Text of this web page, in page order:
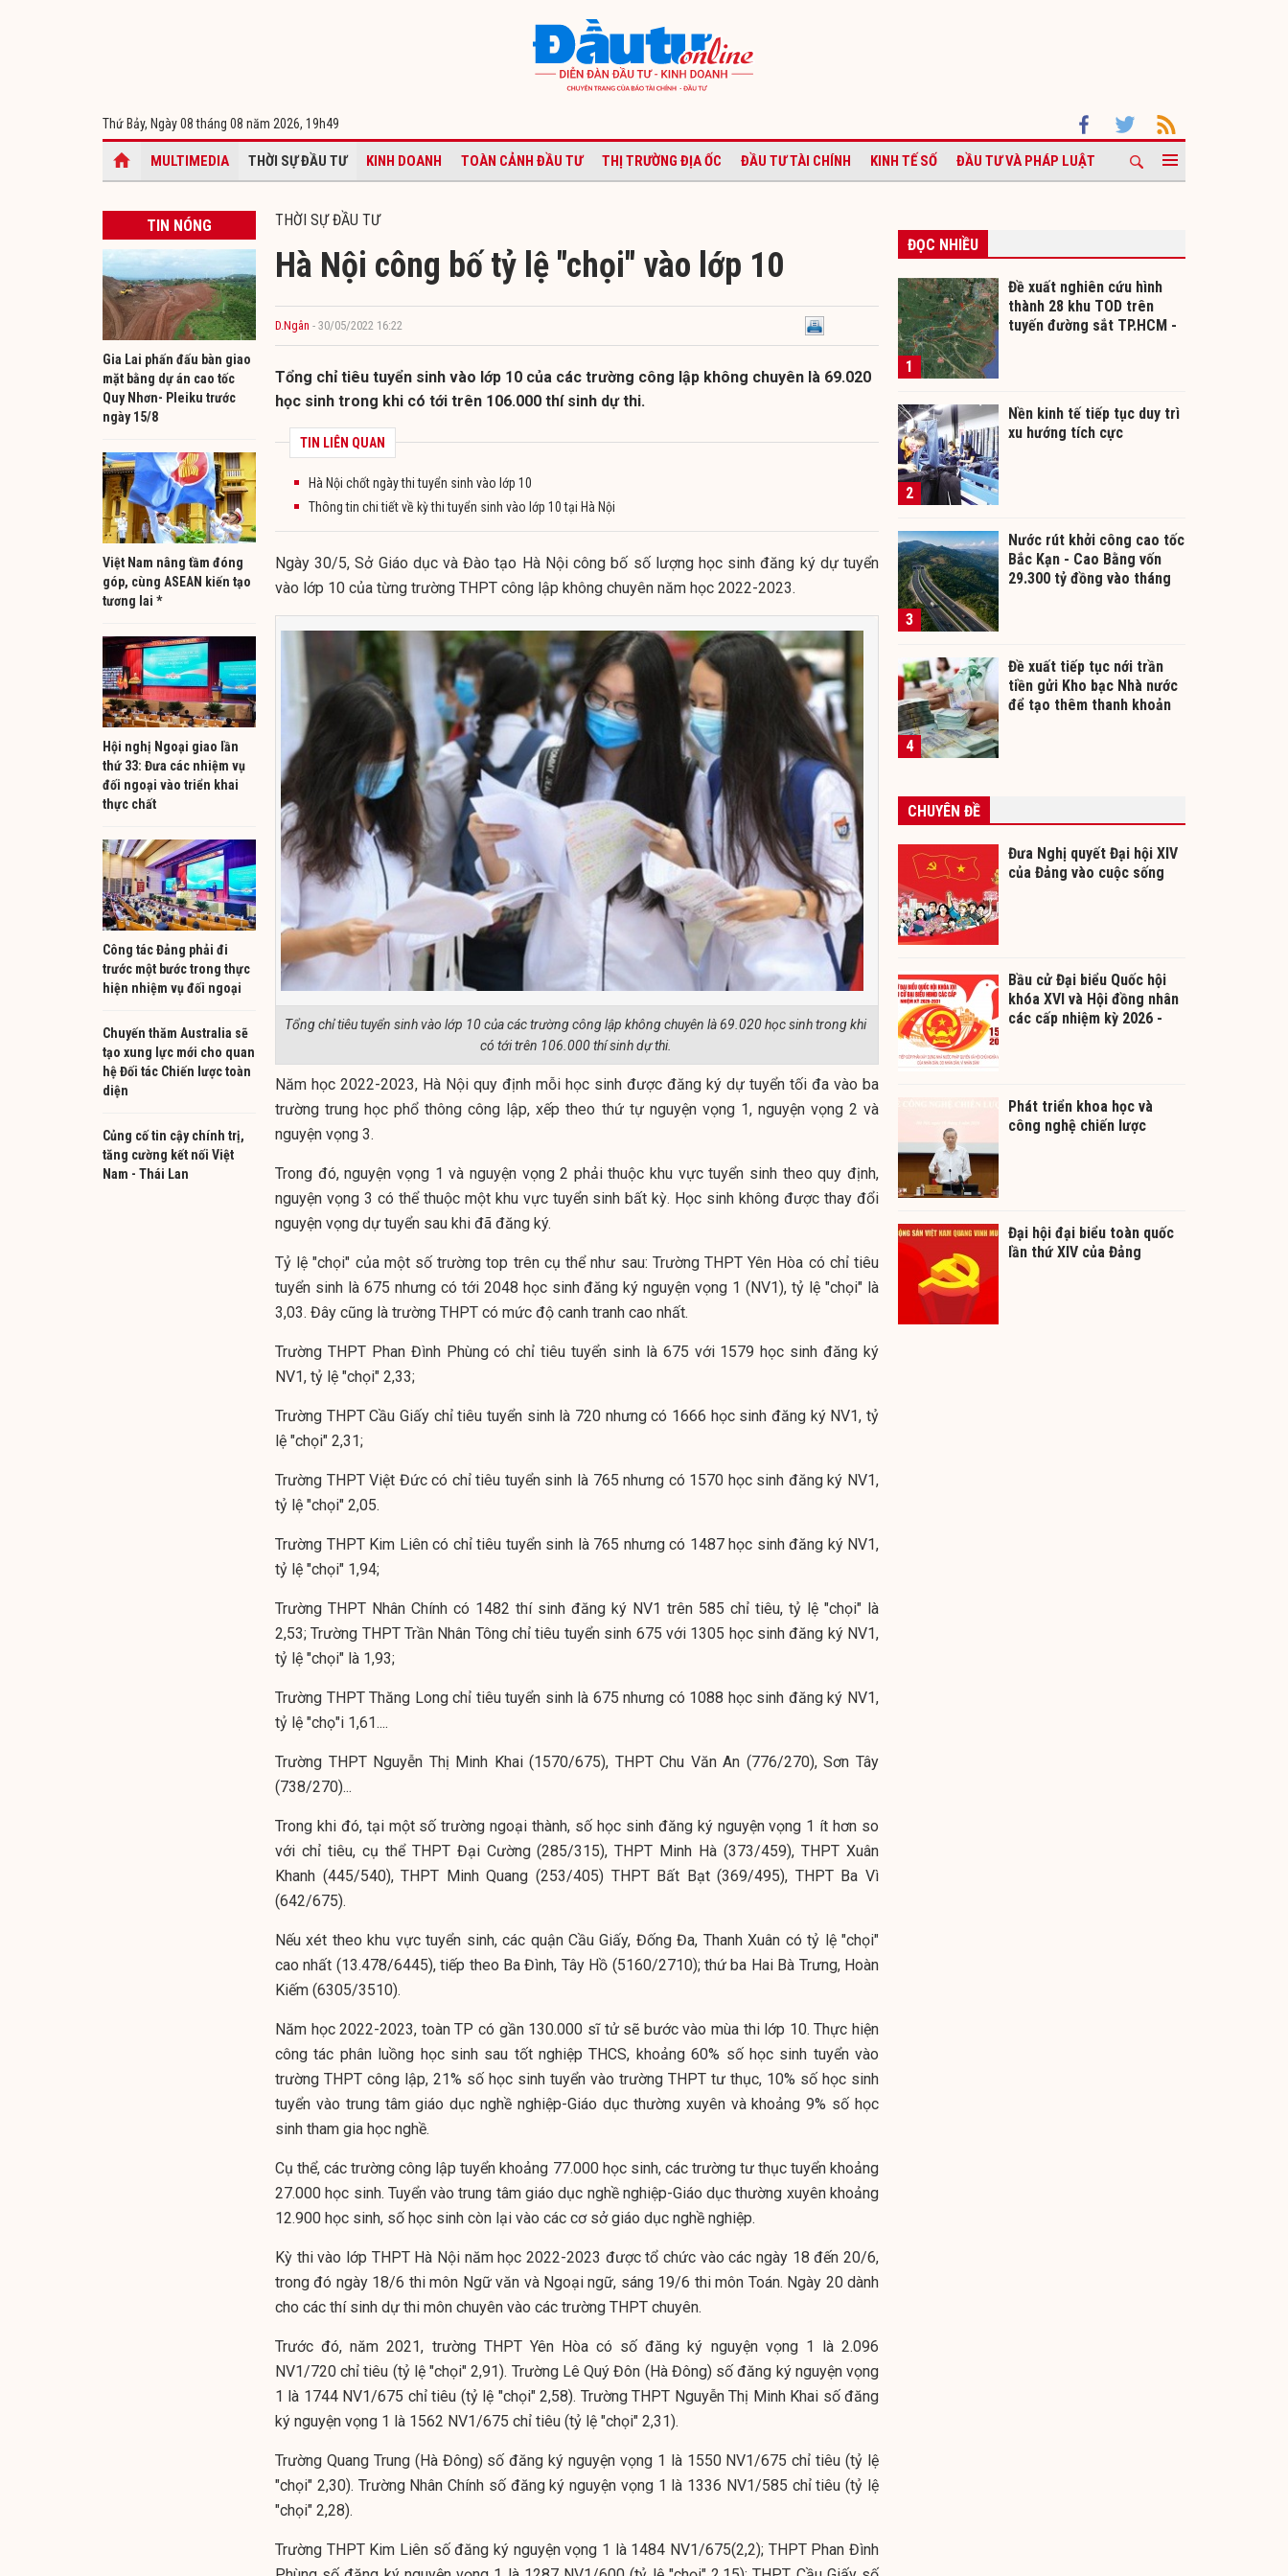
Thứ Bảy, Ngày 08 tháng 08 năm 2026, 19h49
MULTIMEDIA THỜI SỰ ĐẦU TƯ KINH DOANH TOÀN CẢNH ĐẦU TƯ THỊ TRƯỜNG ĐỊA ỐC ĐẦU TƯ TÀI CHÍNH KINH TẾ SỐ ĐẦU TƯ VÀ PHÁP LUẬT
TIN NÓNG
Gia Lai phấn đấu bàn giao
mặt bằng dự án cao tốc
Quy Nhơn- Pleiku trước
ngày 15/8
Việt Nam nâng tầm đóng
góp, cùng ASEAN kiến tạo
tương lai *
Hội nghị Ngoại giao lần
thứ 33: Đưa các nhiệm vụ
đối ngoại vào triển khai
thực chất
Công tác Đảng phải đi
trước một bước trong thực
hiện nhiệm vụ đối ngoại
Chuyến thăm Australia sẽ
tạo xung lực mới cho quan
hệ Đối tác Chiến lược toàn
diện
Củng cố tin cậy chính trị,
tăng cường kết nối Việt
Nam - Thái Lan
THỜI SỰ ĐẦU TƯ
Hà Nội công bố tỷ lệ "chọi" vào lớp 10
D.Ngân - 30/05/2022 16:22
Tổng chỉ tiêu tuyển sinh vào lớp 10 của các trường công lập không chuyên là 69.020
học sinh trong khi có tới trên 106.000 thí sinh dự thi.
TIN LIÊN QUAN
Hà Nội chốt ngày thi tuyển sinh vào lớp 10
Thông tin chi tiết về kỳ thi tuyển sinh vào lớp 10 tại Hà Nội
Ngày 30/5, Sở Giáo dục và Đào tạo Hà Nội công bố số lượng học sinh đăng ký dự tuyển
vào lớp 10 của từng trường THPT công lập không chuyên năm học 2022-2023.
Tổng chỉ tiêu tuyển sinh vào lớp 10 của các trường công lập không chuyên là 69.020 học sinh trong khi
có tới trên 106.000 thí sinh dự thi.
Năm học 2022-2023, Hà Nội quy định mỗi học sinh được đăng ký dự tuyển tối đa vào ba
trường trung học phổ thông công lập, xếp theo thứ tự nguyện vọng 1, nguyện vọng 2 và
nguyện vọng 3.
Trong đó, nguyện vọng 1 và nguyện vọng 2 phải thuộc khu vực tuyển sinh theo quy định,
nguyện vọng 3 có thể thuộc một khu vực tuyển sinh bất kỳ. Học sinh không được thay đổi
nguyện vọng dự tuyển sau khi đã đăng ký.
Tỷ lệ "chọi" của một số trường top trên cụ thể như sau: Trường THPT Yên Hòa có chỉ tiêu
tuyển sinh là 675 nhưng có tới 2048 học sinh đăng ký nguyện vọng 1 (NV1), tỷ lệ "chọi" là
3,03. Đây cũng là trường THPT có mức độ canh tranh cao nhất.
Trường THPT Phan Đình Phùng có chỉ tiêu tuyển sinh là 675 với 1579 học sinh đăng ký
NV1, tỷ lệ "chọi" 2,33;
Trường THPT Cầu Giấy chỉ tiêu tuyển sinh là 720 nhưng có 1666 học sinh đăng ký NV1, tỷ
lệ "chọi" 2,31;
Trường THPT Việt Đức có chỉ tiêu tuyển sinh là 765 nhưng có 1570 học sinh đăng ký NV1,
tỷ lệ "chọi" 2,05.
Trường THPT Kim Liên có chỉ tiêu tuyển sinh là 765 nhưng có 1487 học sinh đăng ký NV1,
tỷ lệ "chọi" 1,94;
Trường THPT Nhân Chính có 1482 thí sinh đăng ký NV1 trên 585 chỉ tiêu, tỷ lệ "chọi" là
2,53; Trường THPT Trần Nhân Tông chỉ tiêu tuyển sinh 675 với 1305 học sinh đăng ký NV1,
tỷ lệ "chọi" là 1,93;
Trường THPT Thăng Long chỉ tiêu tuyển sinh là 675 nhưng có 1088 học sinh đăng ký NV1,
tỷ lệ "chọ"i 1,61....
Trường THPT Nguyễn Thị Minh Khai (1570/675), THPT Chu Văn An (776/270), Sơn Tây
(738/270)...
Trong khi đó, tại một số trường ngoại thành, số học sinh đăng ký nguyện vọng 1 ít hơn so
với chỉ tiêu, cụ thể THPT Đại Cường (285/315), THPT Minh Hà (373/459), THPT Xuân
Khanh (445/540), THPT Minh Quang (253/405) THPT Bất Bạt (369/495), THPT Ba Vì
(642/675).
Nếu xét theo khu vực tuyển sinh, các quận Cầu Giấy, Đống Đa, Thanh Xuân có tỷ lệ "chọi"
cao nhất (13.478/6445), tiếp theo Ba Đình, Tây Hồ (5160/2710); thứ ba Hai Bà Trưng, Hoàn
Kiếm (6305/3510).
Năm học 2022-2023, toàn TP có gần 130.000 sĩ tử sẽ bước vào mùa thi lớp 10. Thực hiện
công tác phân luồng học sinh sau tốt nghiệp THCS, khoảng 60% số học sinh tuyển vào
trường THPT công lập, 21% số học sinh tuyển vào trường THPT tư thục, 10% số học sinh
tuyển vào trung tâm giáo dục nghề nghiệp-Giáo dục thường xuyên và khoảng 9% số học
sinh tham gia học nghề.
Cụ thể, các trường công lập tuyển khoảng 77.000 học sinh, các trường tư thục tuyển khoảng
27.000 học sinh. Tuyển vào trung tâm giáo dục nghề nghiệp-Giáo dục thường xuyên khoảng
12.900 học sinh, số học sinh còn lại vào các cơ sở giáo dục nghề nghiệp.
Kỳ thi vào lớp THPT Hà Nội năm học 2022-2023 được tổ chức vào các ngày 18 đến 20/6,
trong đó ngày 18/6 thi môn Ngữ văn và Ngoại ngữ, sáng 19/6 thi môn Toán. Ngày 20 dành
cho các thí sinh dự thi môn chuyên vào các trường THPT chuyên.
Trước đó, năm 2021, trường THPT Yên Hòa có số đăng ký nguyện vọng 1 là 2.096
NV1/720 chỉ tiêu (tỷ lệ "chọi" 2,91). Trường Lê Quý Đôn (Hà Đông) số đăng ký nguyện vọng
1 là 1744 NV1/675 chỉ tiêu (tỷ lệ "chọi" 2,58). Trường THPT Nguyễn Thị Minh Khai số đăng
ký nguyện vọng 1 là 1562 NV1/675 chỉ tiêu (tỷ lệ "chọi" 2,31).
Trường Quang Trung (Hà Đông) số đăng ký nguyện vọng 1 là 1550 NV1/675 chỉ tiêu (tỷ lệ
"chọi" 2,30). Trường Nhân Chính số đăng ký nguyện vọng 1 là 1336 NV1/585 chỉ tiêu (tỷ lệ
"chọi" 2,28).
Trường THPT Kim Liên số đăng ký nguyện vọng 1 là 1484 NV1/675(2,2); THPT Phan Đình
ĐỌC NHIỀU
1
Đề xuất nghiên cứu hình
thành 28 khu TOD trên
tuyến đường sắt TP.HCM -
2
Nền kinh tế tiếp tục duy trì
xu hướng tích cực
3
Nước rút khởi công cao tốc
Bắc Kạn - Cao Bằng vốn
29.300 tỷ đồng vào tháng
4
Đề xuất tiếp tục nới trần
tiền gửi Kho bạc Nhà nước
để tạo thêm thanh khoản
CHUYÊN ĐỀ
Đưa Nghị quyết Đại hội XIV
của Đảng vào cuộc sống
Bầu cử Đại biểu Quốc hội
khóa XVI và Hội đồng nhân
các cấp nhiệm kỳ 2026 -
Phát triển khoa học và
công nghệ chiến lược
Đại hội đại biểu toàn quốc
lần thứ XIV của Đảng